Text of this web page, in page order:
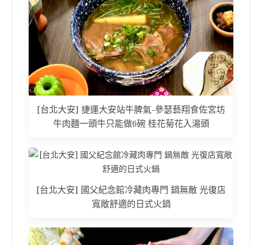
[台北大安] 捷運大安站牛脾氣-參瑟藝翔食佐宮坊
牛肉麵一頭牛只能做6碗 桂花菊花入湯頭
[台北大安] 國父紀念館冷藏肉專門 鍋無敵 光復店
寬敞舒適的日式火鍋